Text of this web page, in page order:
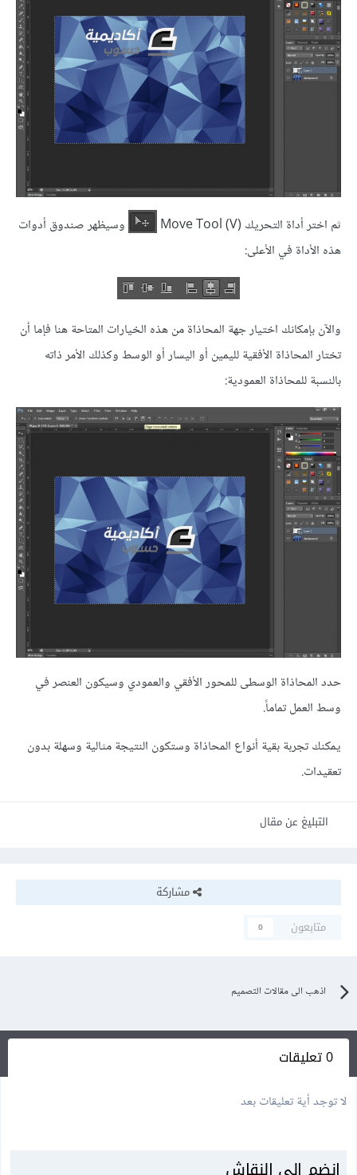
ثم اختر أداة التحريك (Move Tool (V
وسيظهر صندوق أدوات
هذه الأداة في الأعلى:
والآن بإمكانك اختيار جهة المحاذاة من هذه الخيارات المتاحة هنا فإما أن
تختار المحاذاة الأفقية لليمين أو اليسار أو الوسط وكذلك الأمر ذاته
بالنسبة للمحاذاة العمودية:
حدد المحاذاة الوسطى للمحور الأفقي والعمودي وسيكون العنصر في
وسط العمل تماماً.
يمكنك تجربة بقية أنواع المحاذاة وستكون النتيجة مثالية وسهلة بدون
تعقيدات.
التبليغ عن مقال
مشاركة
متابعون
0
اذهب الى مقالات التصميم
0 تعليقات
لا توجد أية تعليقات بعد